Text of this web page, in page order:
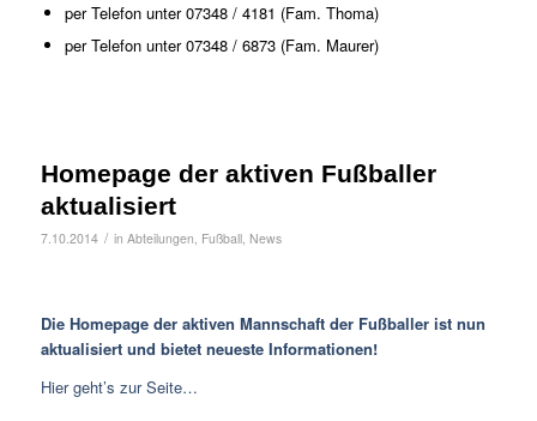
per Telefon unter 07348 / 4181 (Fam. Thoma)
per Telefon unter 07348 / 6873 (Fam. Maurer)
Homepage der aktiven Fußballer
aktualisiert
7.10.2014 / in Abteilungen, Fußball, News
Die Homepage der aktiven Mannschaft der Fußballer ist nun
aktualisiert und bietet neueste Informationen!
Hier geht’s zur Seite…